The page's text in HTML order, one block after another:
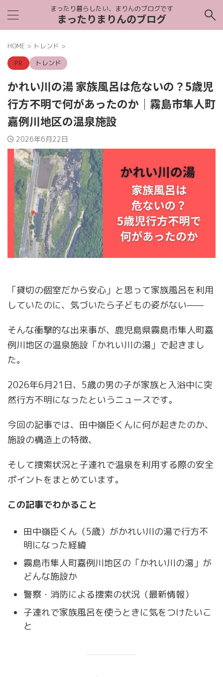
まったり暮らしたい、まりんのブログです
まったりまりんのブログ
HOME > トレンド >
トレンド
かれい川の湯 家族風呂は危ないの？5歳児
行方不明で何があったのか｜霧島市隼人町
嘉例川地区の温泉施設
2026年6月22日
「貸切の個室だから安心」と思って家族風呂を利用
していたのに、気づいたら子どもの姿がない——
そんな衝撃的な出来事が、鹿児島県霧島市隼人町嘉
例川地区の温泉施設「かれい川の湯」で起きまし
た。
2026年6月21日、5歳の男の子が家族と入浴中に突
然行方不明になったというニュースです。
今回の記事では、田中嶺臣くんに何が起きたのか、
施設の構造上の特徴、
そして捜索状況と子連れで温泉を利用する際の安全
ポイントをまとめています。
この記事でわかること
田中嶺臣くん（5歳）がかれい川の湯で行方不
明になった経緯
霧島市隼人町嘉例川地区の「かれい川の湯」が
どんな施設か
警察・消防による捜索の状況（最新情報）
子連れで家族風呂を使うときに気をつけたいこ
と